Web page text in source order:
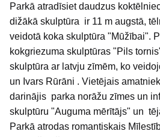
Parkā atradīsiet daudzus
dižākā skulptūra ir 11 m augstā,
veidotā koka skulptūra "Mūžībai".
kokgriezuma skulptūras "Pils
skulptūra ar latvju zīmēm, ko
un Ivars Rūrāni . Vietējais
darinājis parka norāžu zīmes un
skulptūru "Auguma mērītājs" un
Parkā atrodas romantiskais